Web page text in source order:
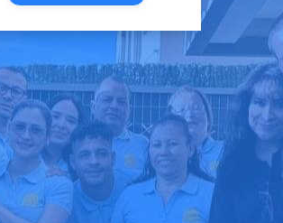
DE OBRA EN
MÁLAGA
tu obra impecable, con
detallada que resalta
cada acabado